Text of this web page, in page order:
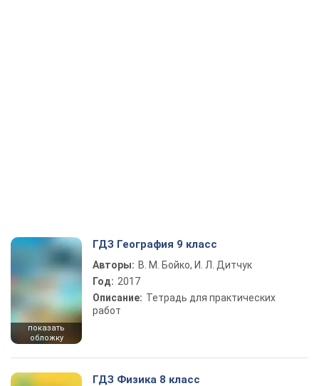
показать
обложку
ГДЗ География 9 класс
Авторы: В. М. Бойко, И. Л. Дитчук
Год: 2017
Описание: Тетрадь для практических
работ
ГДЗ Физика 8 класс